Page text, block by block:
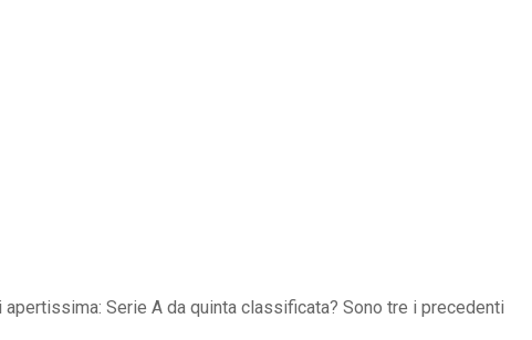
apertissima: Serie A da quinta classificata? Sono tre i precedenti